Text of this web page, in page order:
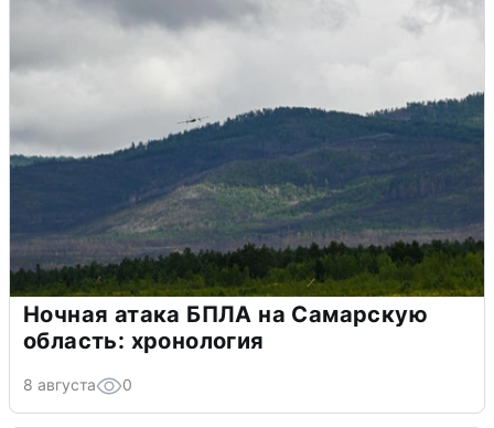
Ночная атака БПЛА на Самарскую
область: хронология
8 августа 0